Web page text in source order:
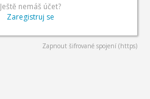
Ještě nemáš účet?
Zaregistruj se
Zapnout šifrované spojení (https)